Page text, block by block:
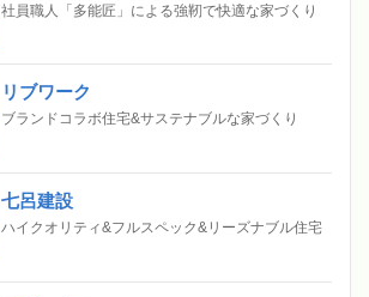
社員職人「多能匠」による強靭で快適な家づくり
リブワーク
ブランドコラボ住宅&サステナブルな家づくり
七呂建設
ハイクオリティ&フルスペック&リーズナブル住宅